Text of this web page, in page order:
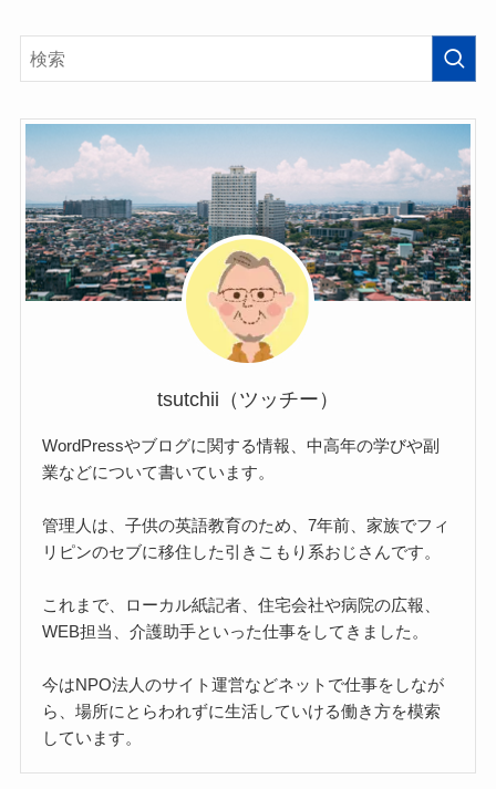
tsutchii（ツッチー）
WordPressやブログに関する情報、中高年の学びや副
業などについて書いています。
管理人は、子供の英語教育のため、7年前、家族でフィ
リピンのセブに移住した引きこもり系おじさんです。
これまで、ローカル紙記者、住宅会社や病院の広報、
WEB担当、介護助手といった仕事をしてきました。
今はNPO法人のサイト運営などネットで仕事をしなが
ら、場所にとらわれずに生活していける働き方を模索
しています。